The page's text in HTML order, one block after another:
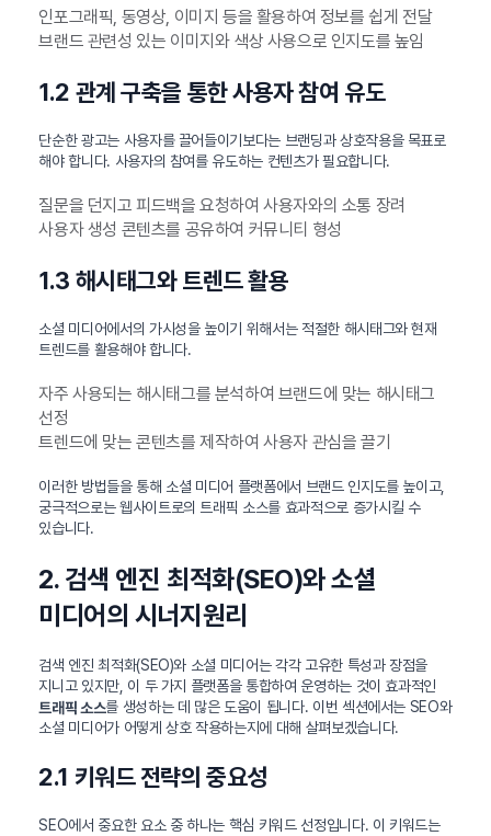
인포그래픽, 동영상, 이미지 등을 활용하여 정보를 쉽게 전달
브랜드 관련성 있는 이미지와 색상 사용으로 인지도를 높임
1.2 관계 구축을 통한 사용자 참여 유도
단순한 광고는 사용자를 끌어들이기보다는 브랜딩과 상호작용을 목표로
해야 합니다. 사용자의 참여를 유도하는 컨텐츠가 필요합니다.
질문을 던지고 피드백을 요청하여 사용자와의 소통 장려
사용자 생성 콘텐츠를 공유하여 커뮤니티 형성
1.3 해시태그와 트렌드 활용
소셜 미디어에서의 가시성을 높이기 위해서는 적절한 해시태그와 현재
트렌드를 활용해야 합니다.
자주 사용되는 해시태그를 분석하여 브랜드에 맞는 해시태그
선정
트렌드에 맞는 콘텐츠를 제작하여 사용자 관심을 끌기
이러한 방법들을 통해 소셜 미디어 플랫폼에서 브랜드 인지도를 높이고,
궁극적으로는 웹사이트로의 트래픽 소스를 효과적으로 증가시킬 수
있습니다.
2. 검색 엔진 최적화(SEO)와 소셜
미디어의 시너지원리
검색 엔진 최적화(SEO)와 소셜 미디어는 각각 고유한 특성과 장점을
지니고 있지만, 이 두 가지 플랫폼을 통합하여 운영하는 것이 효과적인
트래픽 소스를 생성하는 데 많은 도움이 됩니다. 이번 섹션에서는 SEO와
소셜 미디어가 어떻게 상호 작용하는지에 대해 살펴보겠습니다.
2.1 키워드 전략의 중요성
SEO에서 중요한 요소 중 하나는 핵심 키워드 선정입니다. 이 키워드는